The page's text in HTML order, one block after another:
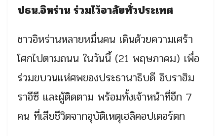
ปธน.อิหร่าน ร่วมไว้อาลัยทั่วประเทศ
ชาวอิหร่านหลายหมื่นคน เดินด้วยความเศร้า
โศกไปตามถนน ในวันนี้ (21 พฤษภาคม) เพื่อ
ร่วมขบวนแห่ศพของประธานาธิบดี อิบราฮิม
ราอีซี และผู้ติดตาม พร้อมทั้งเจ้าหน้าที่อีก 7
คน ที่เสียชีวิตจากอุบัติเหตุเฮลิคอปเตอร์ตก